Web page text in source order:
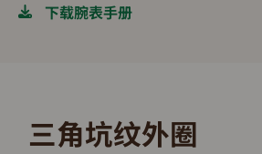
下载腕表手册
三角坑纹外圈